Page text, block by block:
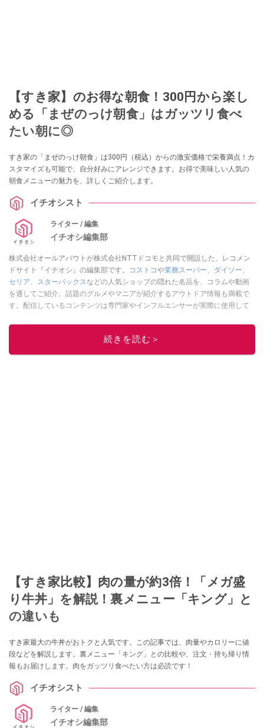
【すき家】のお得な朝食！300円から楽し
める「まぜのっけ朝食」はガッツリ食べ
たい朝に◎
すき家の「まぜのっけ朝食」は300円（税込）からの激安価格で栄養満点！カ
スタマイズも可能で、自分好みにアレンジできます。お得で美味しい人気の
朝食メニューの魅力を、詳しくご紹介します。
イチオシスト
ライター / 編集
イチオシ編集部
株式会社オールアバウトが株式会社NTTドコモと共同で開設した、レコメン
ドサイト『イチオシ』の編集部です。
コストコや業務スーパー、 ダイソー、
セリア、 スターバックスなどの人気ショップの隠れた名品を、コラムや動画
を通してご紹介。話題のグルメやマニアが紹介するアウトドア情報も満載で
す。配信しているコンテンツは専門家やインフルエンサーが実際に使用して
ニュースでフォロー
続きを読む＞
【すき家比較】肉の量が約3倍！「メガ盛
り牛丼」を解説！裏メニュー「キング」と
の違いも
すき家最大の牛丼がおトクと人気です。この記事では、肉量やカロリーに値
段などを解説します。裏メニュー「キング」との比較や、注文・持ち帰り情
報もお届けします。肉をガッツリ食べたい方は必読です！
イチオシスト
ライター / 編集
イチオシ編集部